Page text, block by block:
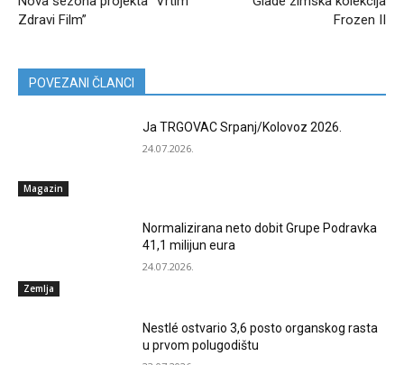
Zdravi Film”
Frozen II
POVEZANI ČLANCI
Magazin
Ja TRGOVAC Srpanj/Kolovoz 2026.
24.07.2026.
Zemlja
Normalizirana neto dobit Grupe Podravka
41,1 milijun eura
24.07.2026.
Nestlé ostvario 3,6 posto organskog rasta
u prvom polugodištu